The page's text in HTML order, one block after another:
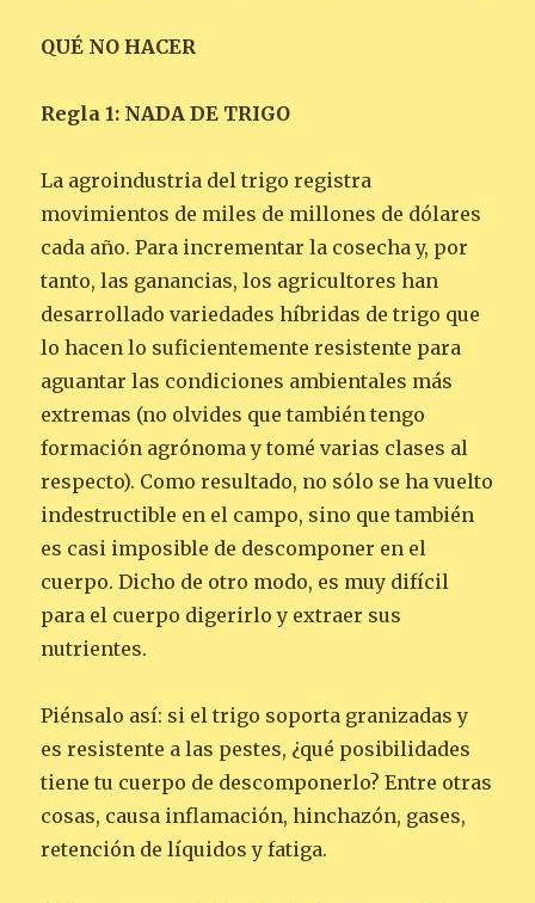
QUÉ NO HACER
Regla 1: NADA DE TRIGO
La agroindustria del trigo registra
movimientos de miles de millones de dólares
cada año. Para incrementar la cosecha y, por
tanto, las ganancias, los agricultores han
desarrollado variedades híbridas de trigo que
lo hacen lo suficientemente resistente para
aguantar las condiciones ambientales más
extremas (no olvides que también tengo
formación agrónoma y tomé varias clases al
respecto). Como resultado, no sólo se ha vuelto
indestructible en el campo, sino que también
es casi imposible de descomponer en el
cuerpo. Dicho de otro modo, es muy difícil
para el cuerpo digerirlo y extraer sus
nutrientes.
Piénsalo así: si el trigo soporta granizadas y
es resistente a las pestes, ¿qué posibilidades
tiene tu cuerpo de descomponerlo? Entre otras
cosas, causa inflamación, hinchazón, gases,
retención de líquidos y fatiga.